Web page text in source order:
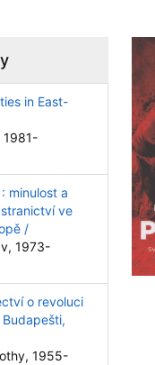
in East-
1981-
minulost a
ve
/
1973-
o revoluci
1955-